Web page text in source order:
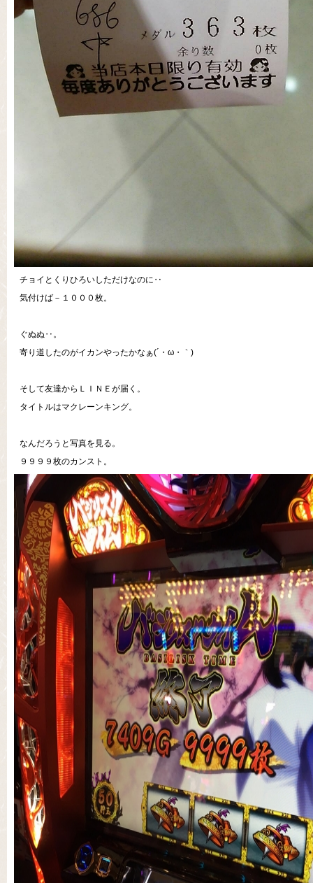
チョイとくりひろいしただけなのに‥
気付けば－１０００枚。
ぐぬぬ‥。
寄り道したのがイカンやったかなぁ(´・ω・｀)
そして友達からＬＩＮＥが届く。
タイトルはマクレーンキング。
なんだろうと写真を見る。
９９９９枚のカンスト。